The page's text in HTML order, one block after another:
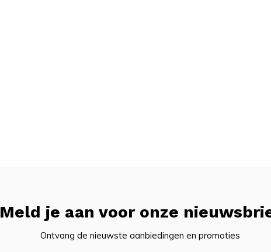
Meld je aan voor onze
Ontvang de nieuwste aanbiedingen en promoties